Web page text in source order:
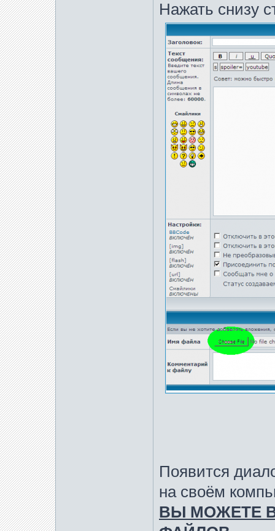
Нажать снизу
Появится
на своём
ВЫ МОЖЕТЕ